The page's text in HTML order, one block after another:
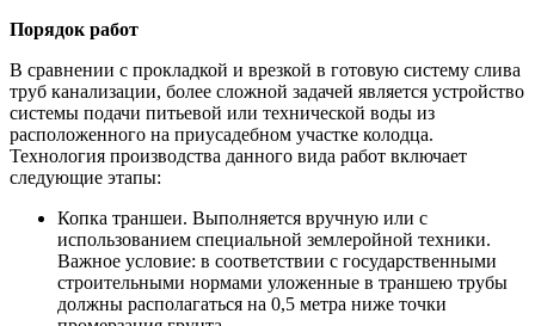
Порядок работ
В сравнении с прокладкой и врезкой в готовую систему слива
труб канализации, более сложной задачей является устройство
системы подачи питьевой или технической воды из
расположенного на приусадебном участке колодца.
Технология производства данного вида работ включает
следующие этапы:
Копка траншеи. Выполняется вручную или с
использованием специальной землеройной техники.
Важное условие: в соответствии с государственными
строительными нормами уложенные в траншею трубы
должны располагаться на 0,5 метра ниже точки